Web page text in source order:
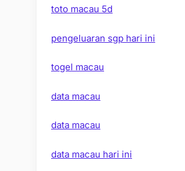
toto macau 5d
pengeluaran sgp hari ini
togel macau
data macau
data macau
data macau hari ini